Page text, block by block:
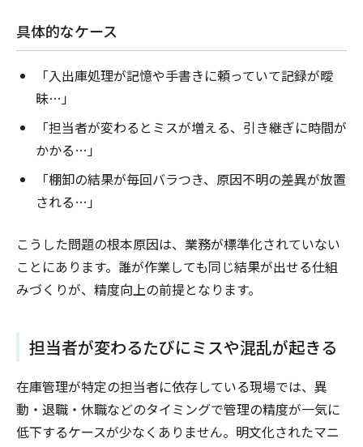
具体的なケース
「入出庫処理が記憶や手書きに頼っていて記録が曖
昧…」
「担当者が変わるとミスが増える、引き継ぎに時間が
かかる…」
「棚卸の結果が毎回バラつき、原因不明の差異が放置
される…」
こうした問題の根本原因は、業務が標準化されていない
ことにあります。誰が作業しても同じ結果が出せる仕組
みづくりが、精度向上の前提となります。
担当者が変わるたびにミスや混乱が起きる
在庫管理が特定の担当者に依存している現場では、異
動・退職・休職などのタイミングで管理の精度が一気に
低下するケースが少なくありません。明文化されたマニ